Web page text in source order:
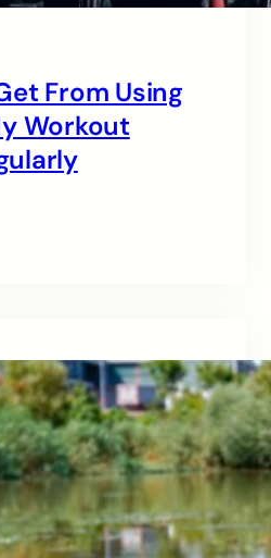
From Using
Workout